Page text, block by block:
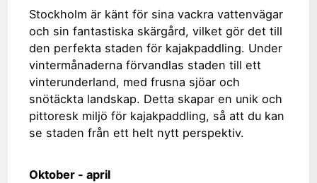
Stockholm är känt för sina vackra vattenvägar
och sin fantastiska skärgård, vilket gör det till
den perfekta staden för kajakpaddling. Under
vintermånaderna förvandlas staden till ett
vinterunderland, med frusna sjöar och
snötäckta landskap. Detta skapar en unik och
pittoresk miljö för kajakpaddling, så att du kan
se staden från ett helt nytt perspektiv.
Oktober - april